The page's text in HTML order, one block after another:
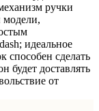
ручки
модели,
идеальное
способен сделать
будет доставлять
от